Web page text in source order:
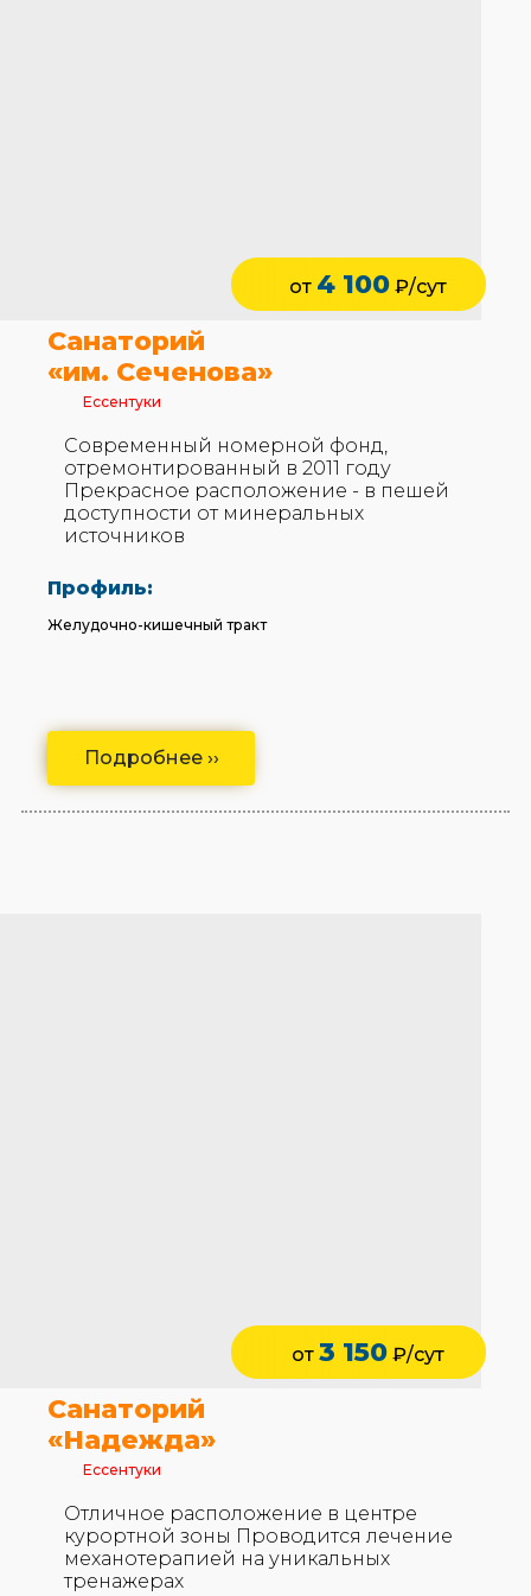
Подробнее ››
Санаторий
«им. Сеченова»
Ессентуки
Современный номерной фонд,
отремонтированный в 2011 году
Прекрасное расположение - в пешей
доступности от минеральных
источников
Профиль:
Желудочно-кишечный тракт
от 4 100₽/сут
Санаторий
«Надежда»
Ессентуки
Отличное расположение в центре
курортной зоны Проводится лечение
механотерапией на уникальных
тренажерах
от 3 150₽/сут